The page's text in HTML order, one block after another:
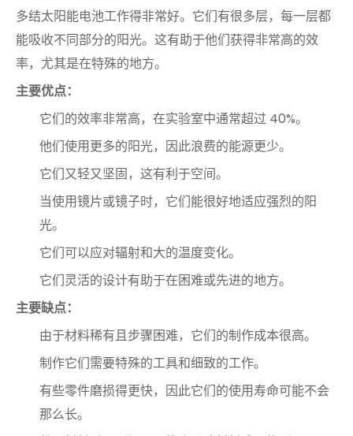
多结太阳能电池工作得非常好。它们有很多层，每一层都
能吸收不同部分的阳光。这有助于他们获得非常高的效
率，尤其是在特殊的地方。
主要优点：
它们的效率非常高，在实验室中通常超过 40%。
他们使用更多的阳光，因此浪费的能源更少。
它们又轻又坚固，这有利于空间。
当使用镜片或镜子时，它们能很好地适应强烈的阳
光。
它们可以应对辐射和大的温度变化。
它们灵活的设计有助于在困难或先进的地方。
主要缺点：
由于材料稀有且步骤困难，它们的制作成本很高。
制作它们需要特殊的工具和细致的工作。
有些零件磨损得更快，因此它们的使用寿命可能不会
那么长。